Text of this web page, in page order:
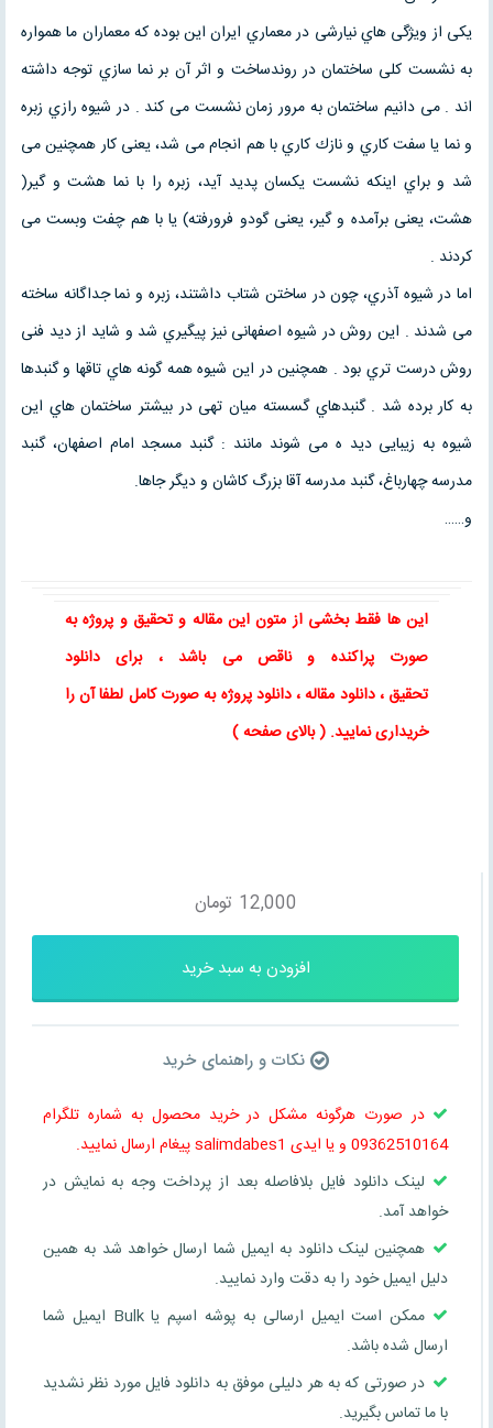
یکی از ویژگی هاي نیارشی در معماري ایران این بوده که معماران ما همواره
به نشست کلی ساختمان در روندساخت و اثر آن بر نما سازي توجه داشته
اند . می دانیم ساختمان به مرور زمان نشست می کند . در شیوه رازي زبره
و نما یا سفت کاري و نازك کاري با هم انجام می شد، یعنی کار همچنین می
شد و براي اینکه نشست یکسان پدید آید، زبره را با نما هشت و گیر(
هشت، یعنی برآمده و گیر، یعنی گودو فرورفته) یا با هم چفت وبست می
کردند .
اما در شیوه آذري، چون در ساختن شتاب داشتند، زبره و نما جداگانه ساخته
می شدند . این روش در شیوه اصفهانی نیز پیگیري شد و شاید از دید فنی
روش درست تري بود . همچنین در این شیوه همه گونه هاي تاقها و گنبدها
به کار برده شد . گنبدهاي گسسته میان تهی در بیشتر ساختمان هاي این
شیوه به زیبایی دید ه می شوند مانند : گنبد مسجد امام اصفهان، گنبد
مدرسه چهارباغ، گنبد مدرسه آقا بزرگ کاشان و دیگر جاها.
و……
این ها فقط بخشی از متون این مقاله و تحقیق و پروژه به
صورت پراکنده و ناقص می باشد ، برای
دانلود
تحقیق ،دانلود مقاله، دانلود پروژه به صورت کامل لطفا آن را
خریداری نمایید. ( بالای صفحه )
12,000 تومان
افزودن به سبد خرید
نکات و راهنمای خرید
در صورت هرگونه مشکل در خرید محصول به شماره تلگرام
09362510164 و یا ایدی salimdabes1 پیغام ارسال نمایید.
لینک دانلود فایل بلافاصله بعد از پرداخت وجه به نمایش در
خواهد آمد.
همچنین لینک دانلود به ایمیل شما ارسال خواهد شد به همین
دلیل ایمیل خود را به دقت وارد نمایید.
ممکن است ایمیل ارسالی به پوشه اسپم یا Bulk ایمیل شما
ارسال شده باشد.
در صورتی که به هر دلیلی موفق به دانلود فایل مورد نظر نشدید
با ما تماس بگیرید.